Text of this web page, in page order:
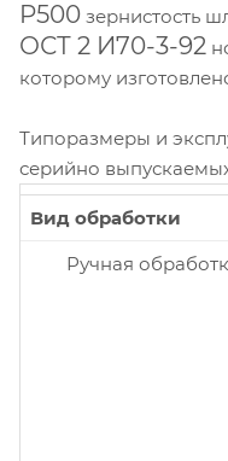
P500 зернистость
ОСТ 2 И70-3-92
которому
Типоразмеры и
серийно
Вид обработки
Ручная